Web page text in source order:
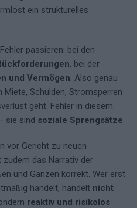
ein strukturelles
passieren: bei den
, bei der
und Vermögen. Also genau
Schulden, Stromsperren
geht. Fehler in diesem
sie sind soziale Sprengsätze.
vor Gericht zu neuen
das Narrativ der
und Ganzen korrekt. Wer erst
handelt, handelt nicht
reaktiv und risikolos